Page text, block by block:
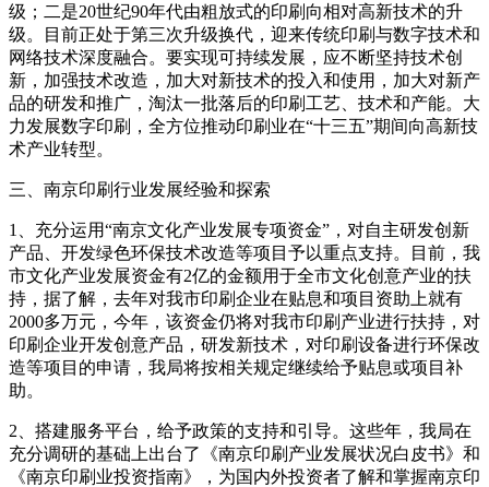
级；二是20世纪90年代由粗放式的印刷向相对高新技术的升
级。目前正处于第三次升级换代，迎来传统印刷与数字技术和
网络技术深度融合。要实现可持续发展，应不断坚持技术创
新，加强技术改造，加大对新技术的投入和使用，加大对新产
品的研发和推广，淘汰一批落后的印刷工艺、技术和产能。大
力发展数字印刷，全方位推动印刷业在“十三五”期间向高新技
术产业转型。
三、南京印刷行业发展经验和探索
1、充分运用“南京文化产业发展专项资金”，对自主研发创新
产品、开发绿色环保技术改造等项目予以重点支持。目前，我
市文化产业发展资金有2亿的金额用于全市文化创意产业的扶
持，据了解，去年对我市印刷企业在贴息和项目资助上就有
2000多万元，今年，该资金仍将对我市印刷产业进行扶持，对
印刷企业开发创意产品，研发新技术，对印刷设备进行环保改
造等项目的申请，我局将按相关规定继续给予贴息或项目补
助。
2、搭建服务平台，给予政策的支持和引导。这些年，我局在
充分调研的基础上出台了《南京印刷产业发展状况白皮书》和
《南京印刷业投资指南》，为国内外投资者了解和掌握南京印